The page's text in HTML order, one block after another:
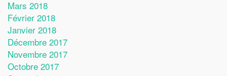
Mars 2018
Février 2018
Janvier 2018
Décembre 2017
Novembre 2017
Octobre 2017